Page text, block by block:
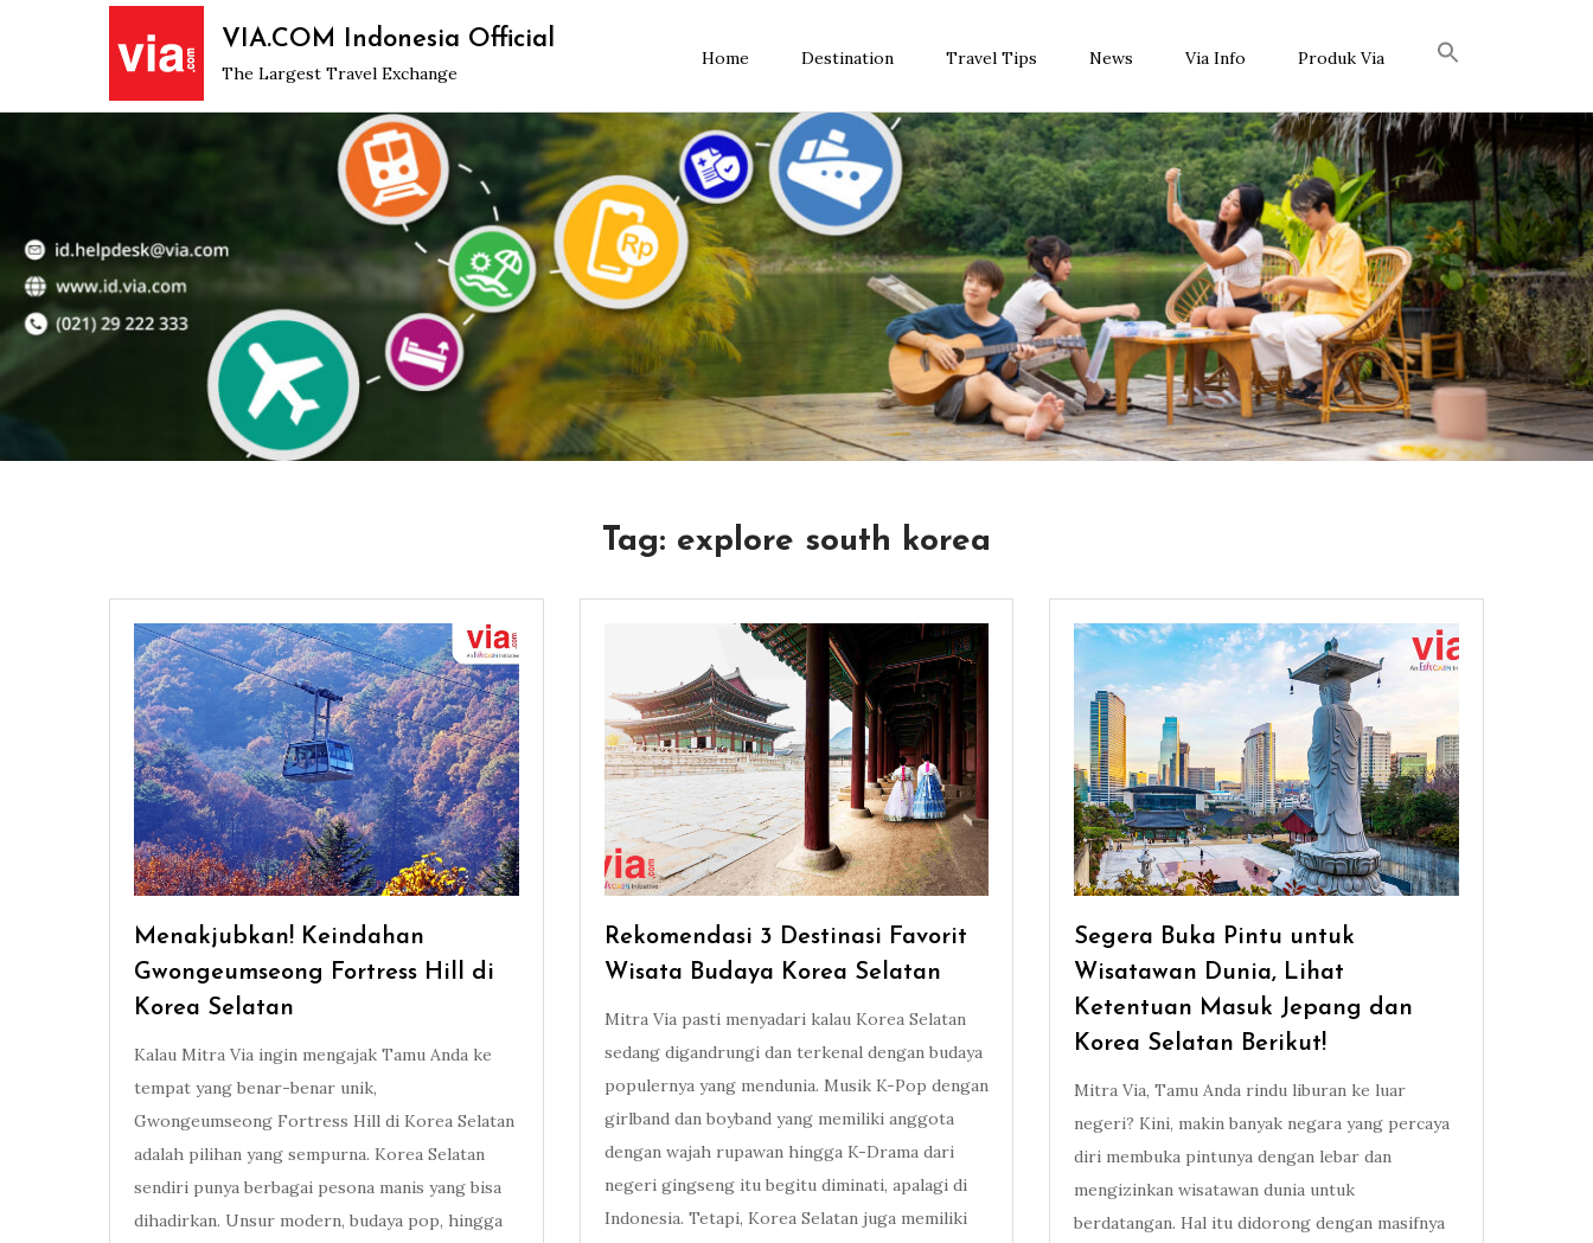
VIA.COM Indonesia Official
The Largest Travel Exchange
Home Destination Travel Tips News Via Info Produk Via
Tag: explore south korea
Menakjubkan! Keindahan
Gwongeumseong Fortress Hill di
Korea Selatan
Kalau Mitra Via ingin mengajak Tamu Anda ke
tempat yang benar-benar unik,
Gwongeumseong Fortress Hill di Korea Selatan
adalah pilihan yang sempurna. Korea Selatan
sendiri punya berbagai pesona manis yang bisa
dihadirkan. Unsur modern, budaya pop, hingga
Rekomendasi 3 Destinasi Favorit
Wisata Budaya Korea Selatan
Mitra Via pasti menyadari kalau Korea Selatan
sedang digandrungi dan terkenal dengan budaya
populernya yang mendunia. Musik K-Pop dengan
girlband dan boyband yang memiliki anggota
dengan wajah rupawan hingga K-Drama dari
negeri gingseng itu begitu diminati, apalagi di
Indonesia. Tetapi, Korea Selatan juga memiliki
Segera Buka Pintu untuk
Wisatawan Dunia, Lihat
Ketentuan Masuk Jepang dan
Korea Selatan Berikut!
Mitra Via, Tamu Anda rindu liburan ke luar
negeri? Kini, makin banyak negara yang percaya
diri membuka pintunya dengan lebar dan
mengizinkan wisatawan dunia untuk
berdatangan. Hal itu didorong dengan masifnya